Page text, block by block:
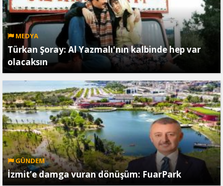
MEDYA
Türkan Şoray: Al Yazmalı'nın kalbinde hep var
olacaksın
GÜNDEM
İzmit’e damga vuran dönüşüm: FuarPark